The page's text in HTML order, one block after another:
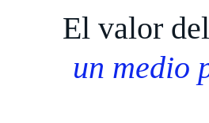
El valor del
un medio